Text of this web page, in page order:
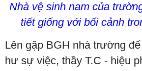
Nhà vệ sinh nam của
tiết giống với bối cảnh
Lên gặp BGH nhà trường
hư sự việc, thầy T.C - hiệu